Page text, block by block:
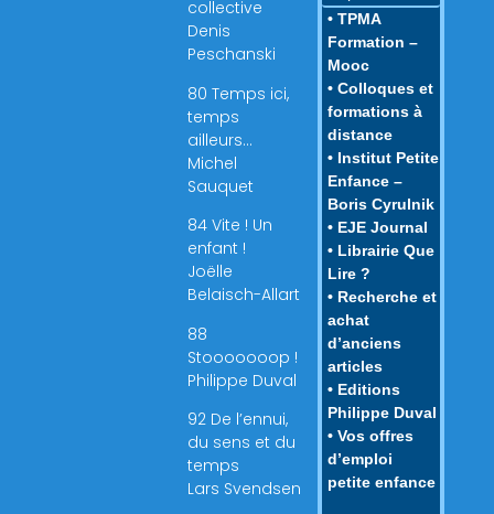
collective
Denis
Peschanski
80 Temps ici,
temps
ailleurs…
Michel
Sauquet
84 Vite ! Un
enfant !
Joëlle
Belaisch-Allart
88
Stooooooop !
Philippe Duval
92 De l’ennui,
du sens et du
temps
Lars Svendsen
• TPMA
Formation –
Mooc
• Colloques et
formations à
distance
• Institut Petite
Enfance –
Boris Cyrulnik
• EJE Journal
• Librairie Que
Lire ?
• Recherche et
achat
d’anciens
articles
• Editions
Philippe Duval
• Vos offres
d’emploi
petite enfance